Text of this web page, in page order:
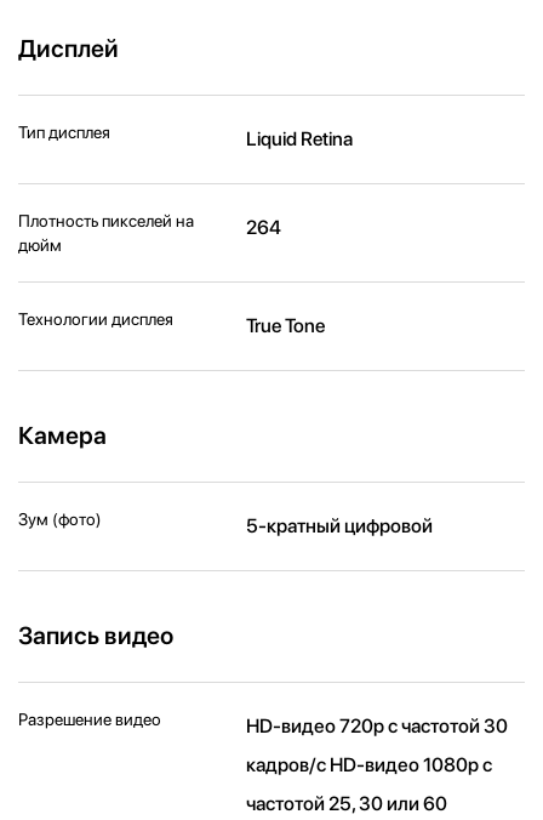
Дисплей
Тип дисплея Liquid Retina
Плотность пикселей на
дюйм
264
Технологии дисплея True Tone
Камера
Зум (фото) 5-кратный цифровой
Запись видео
Разрешение видео
HD-видео 720p с частотой 30
кадров/ с HD-видео 1080p с
частотой 25, 30 или 60